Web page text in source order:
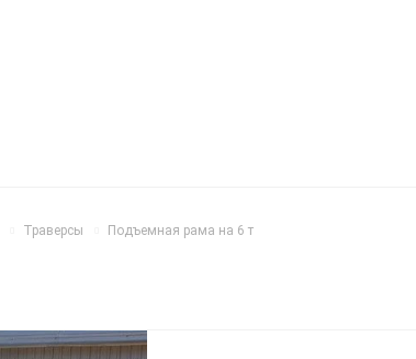
Траверсы Подъемная рама на 6 т